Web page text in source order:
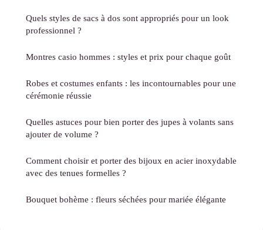
Quels styles de sacs à dos sont appropriés pour un look
professionnel ?
Montres casio hommes : styles et prix pour chaque goût
Robes et costumes enfants : les incontournables pour une
cérémonie réussie
Quelles astuces pour bien porter des jupes à volants sans
ajouter de volume ?
Comment choisir et porter des bijoux en acier inoxydable
avec des tenues formelles ?
Bouquet bohème : fleurs séchées pour mariée élégante